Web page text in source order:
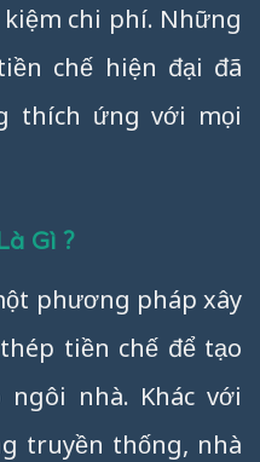
chi phí. Những
chế hiện đại đã
thích ứng với mọi
Gì ?
phương pháp xây
tiền chế để tạo
nhà. Khác với
truyền thống, nhà